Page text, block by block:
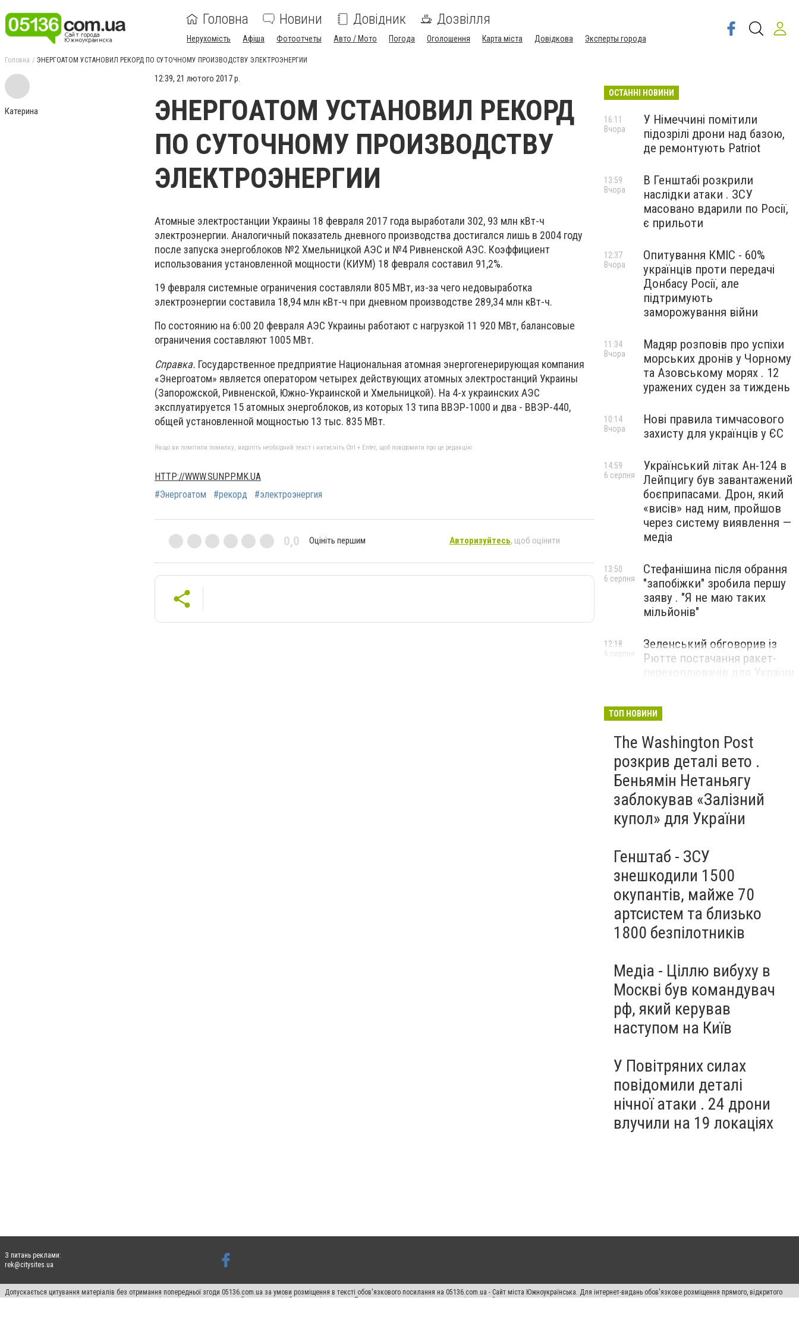
Головна Новини Довідник Дозвілля
Нерухомість Афіша Фотоотчеты Авто / Мото Погода Оголошення Карта міста Довідкова Эксперты города
Головна ЭНЕРГОАТОМ УСТАНОВИЛ РЕКОРД ПО СУТОЧНОМУ ПРОИЗВОДСТВУ ЭЛЕКТРОЭНЕРГИИ
Катерина
12:39, 21 лютого 2017 р.
ЭНЕРГОАТОМ УСТАНОВИЛ РЕКОРД
ПО СУТОЧНОМУ ПРОИЗВОДСТВУ
ЭЛЕКТРОЭНЕРГИИ
Атомные электростанции Украины 18 февраля 2017 года выработали 302, 93 млн кВт-ч
электроэнергии. Аналогичный показатель дневного производства достигался лишь в 2004 году
после запуска энергоблоков №2 Хмельницкой АЭС и №4 Ривненской АЭС. Коэффициент
использования установленной мощности (КИУМ) 18 февраля составил 91,2%.
19 февраля системные ограничения составляли 805 МВт, из-за чего недовыработка
электроэнергии составила 18,94 млн кВт-ч при дневном производстве 289,34 млн кВт-ч.
По состоянию на 6:00 20 февраля АЭС Украины работают с нагрузкой 11 920 МВт, балансовые
ограничения составляют 1005 МВт.
Справка. Государственное предприятие Национальная атомная энергогенерирующая компания
«Энергоатом» является оператором четырех действующих атомных электростанций Украины
(Запорожской, Ривненской, Южно-Украинской и Хмельницкой). На 4-х украинских АЭС
эксплуатируется 15 атомных энергоблоков, из которых 13 типа ВВЭР-1000 и два - ВВЭР-440,
общей установленной мощностью 13 тыс. 835 МВт.
Якщо ви помітили помилку, виділіть необхідний текст і натисніть Ctrl + Enter, щоб повідомити про це редакцію
HTTP://WWW.SUNPP.MK.UA
#Энергоатом
#рекорд #электроэнергия
0,0 Оцініть першим Авторизуйтесь, щоб оцінити
ОСТАННІ НОВИНИ
У Німеччині помітили
підозрілі дрони над базою,
де ремонтують Patriot
16:11
Вчора
В Генштабі розкрили
наслідки атаки . ЗСУ
масовано вдарили по Росії,
є прильоти
13:59
Вчора
Опитування КМІС - 60%
українців проти передачі
Донбасу Росії, але
підтримують
заморожування війни
12:37
Вчора
Мадяр розповів про успіхи
морських дронів у Чорному
та Азовському морях . 12
уражених суден за тиждень
11:34
Вчора
Нові правила тимчасового
захисту для українців у ЄС
10:14
Вчора
Український літак Ан-124 в
Лейпцигу був завантажений
боєприпасами. Дрон, який
«висів» над ним, пройшов
через систему виявлення —
медіа
14:59
6 серпня
Стефанішина після обрання
"запобіжки" зробила першу
заяву . "Я не маю таких
мільйонів"
13:50
6 серпня
Зеленський обговорив із
Рютте постачання ракет-
перехоплювачів для України
12:18
6 серпня
ТОП НОВИНИ
The Washington Post
розкрив деталі вето .
Беньямін Нетаньягу
заблокував «Залізний
купол» для України
Генштаб - ЗСУ
знешкодили 1500
окупантів, майже 70
артсистем та близько
1800 безпілотників
Медіа - Ціллю вибуху в
Москві був командувач
рф, який керував
наступом на Київ
У Повітряних силах
повідомили деталі
нічної атаки . 24 дрони
влучили на 19 локаціях
З питань реклами:
rek@citysites.ua
Допускається цитування матеріалів без отримання попередньої згоди 05136.com.ua за умови розміщення в тексті обов'язкового посилання на 05136.com.ua - Сайт міста Южноукраїнська. Для інтернет-видань обов'язкове розміщення прямого, відкритого
для пошукових систем гіперпосилання на цитовані статті не нижче другого абзацу в тексті або в якості джерела. Порушення виняткових прав переслідується Законом.